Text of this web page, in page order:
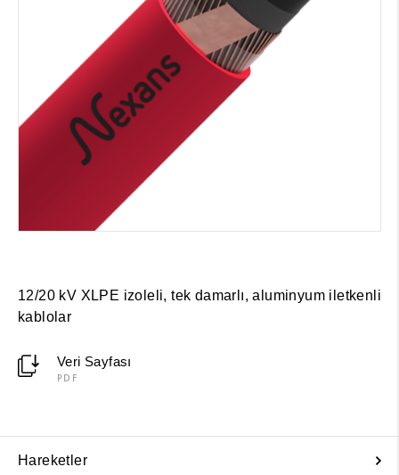
12/20 kV XLPE izoleli, tek damarlı, aluminyum iletkenli
kablolar
Veri Sayfası
PDF
Hareketler